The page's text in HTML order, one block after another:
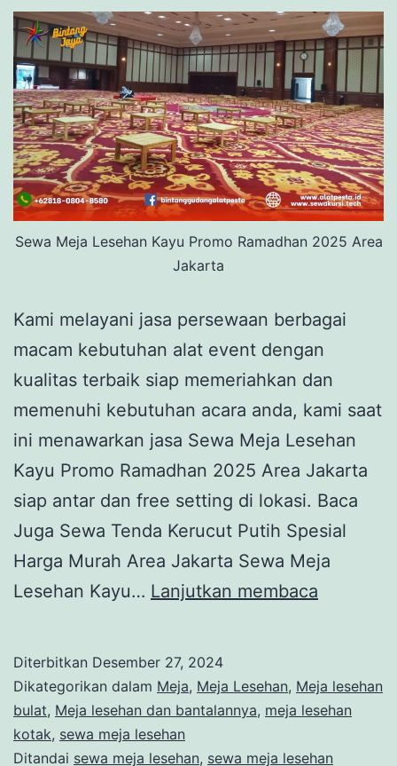
Sewa Meja Lesehan Kayu Promo Ramadhan 2025 Area
Jakarta
Kami melayani jasa persewaan berbagai
macam kebutuhan alat event dengan
kualitas terbaik siap memeriahkan dan
memenuhi kebutuhan acara anda, kami saat
ini menawarkan jasa Sewa Meja Lesehan
Kayu Promo Ramadhan 2025 Area Jakarta
siap antar dan free setting di lokasi. Baca
Juga Sewa Tenda Kerucut Putih Spesial
Harga Murah Area Jakarta Sewa Meja
Lesehan Kayu… Lanjutkan membaca
Kayu
Promo
Diterbitkan Desember 27, 2024
Dikategorikan dalam Meja, Meja Lesehan, Meja lesehan
bulat, Meja lesehan dan bantalannya, meja lesehan
kotak, sewa meja lesehan
Ditandai sewa meja lesehan, sewa meja lesehan